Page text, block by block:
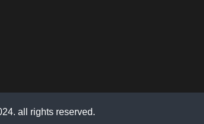
all rights reserved.